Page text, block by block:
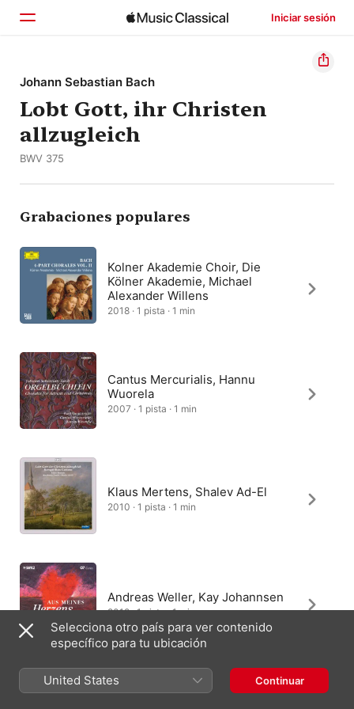
Iniciar sesión
Inicio
Explorar
Buscar
Johann Sebastian Bach
Lobt Gott, ihr Christen
allzugleich
BWV 375
Grabaciones populares
Kolner Akademie Choir, Die
Kölner Akademie, Michael
Alexander Willens
2018 · 1 pista · 1 min
Cantus Mercurialis, Hannu
Wuorela
2007 · 1 pista · 1 min
Klaus Mertens, Shalev Ad-El
2010 · 1 pista · 1 min
Andreas Weller, Kay Johannsen
2012 · 1 pista · 1 min
Selecciona otro país para ver contenido
específico para tu ubicación
United States Continuar